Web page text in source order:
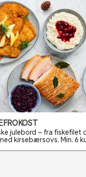
julebord – fra fiskefilet
kirsebærsovs. Min. 6